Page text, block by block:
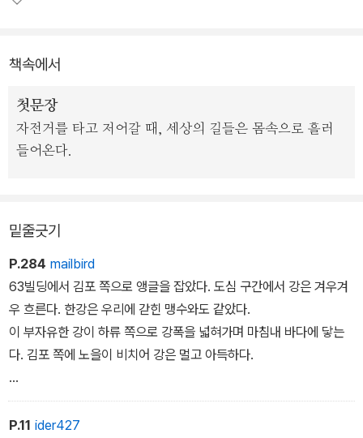
책속에서
첫문장
자전거를 타고 저어갈 때, 세상의 길들은 몸속으로 흘러
들어온다.
밑줄긋기
P.284 mailbird
63빌딩에서 김포 쪽으로 앵글을 잡았다. 도심 구간에서 강은 겨우겨
우 흐른다. 한강은 우리에 갇힌 맹수와도 같았다.
이 부자유한 강이 하류 쪽으로 강폭을 넓혀가며 마침내 바다에 닿는
다. 김포 쪽에 노을이 비치어 강은 멀고 아득하다.
_ 강물이 살려낸 밤섬 중
P.11 ider427